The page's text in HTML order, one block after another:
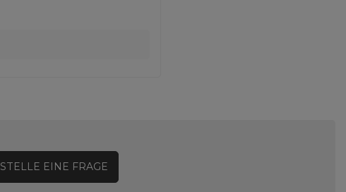
STELLE EINE FRAGE